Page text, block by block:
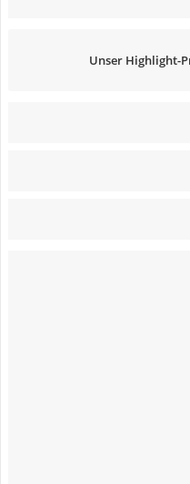
Unser Highlight-